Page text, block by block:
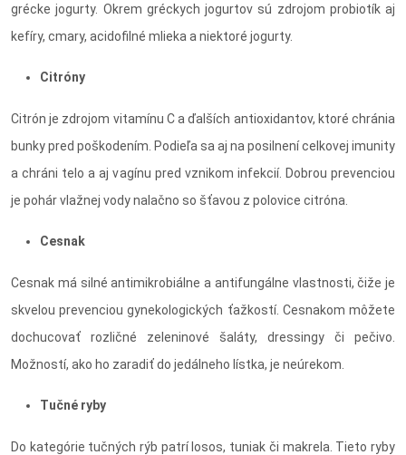
grécke jogurty. Okrem gréckych jogurtov sú zdrojom probiotík aj
kefíry, cmary, acidofilné mlieka a niektoré jogurty.
Citróny
Citrón je zdrojom vitamínu C a ďalších antioxidantov, ktoré chránia
bunky pred poškodením. Podieľa sa aj na posilnení celkovej imunity
a chráni telo a aj vagínu pred vznikom infekcií. Dobrou prevenciou
je pohár vlažnej vody nalačno so šťavou z polovice citróna.
Cesnak
Cesnak má silné antimikrobiálne a antifungálne vlastnosti, čiže je
skvelou prevenciou gynekologických ťažkostí. Cesnakom môžete
dochucovať rozličné zeleninové šaláty, dressingy či pečivo.
Možností, ako ho zaradiť do jedálneho lístka, je neúrekom.
Tučné ryby
Do kategórie tučných rýb patrí losos, tuniak či makrela. Tieto ryby